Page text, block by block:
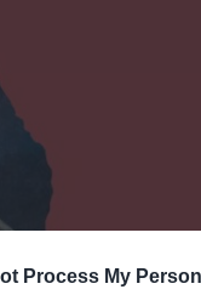
Process My